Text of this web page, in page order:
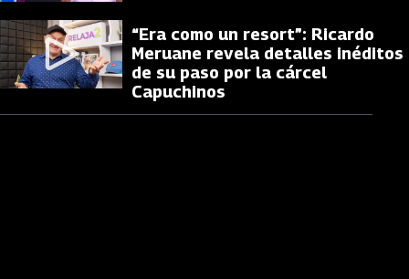
“Era como un resort”: Ricardo
Meruane revela detalles inéditos
de su paso por la cárcel
Capuchinos